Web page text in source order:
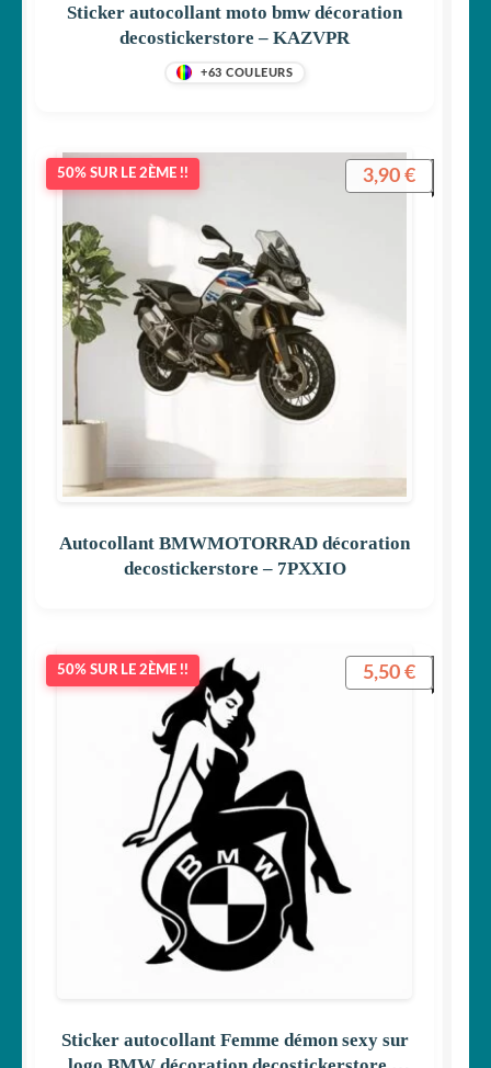
Sticker autocollant moto bmw décoration
decostickerstore – KAZVPR
+63 COULEURS
50% SUR LE 2ÈME !!
Autocollant BMWMOTORRAD décoration
decostickerstore – 7PXXIO
3,90 €
50% SUR LE 2ÈME !!
Sticker autocollant Femme démon sexy sur
5,50 €